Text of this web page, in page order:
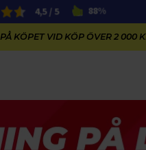
4,5 / 5 88%
PÅ KÖPET VID KÖP ÖVER 2 000